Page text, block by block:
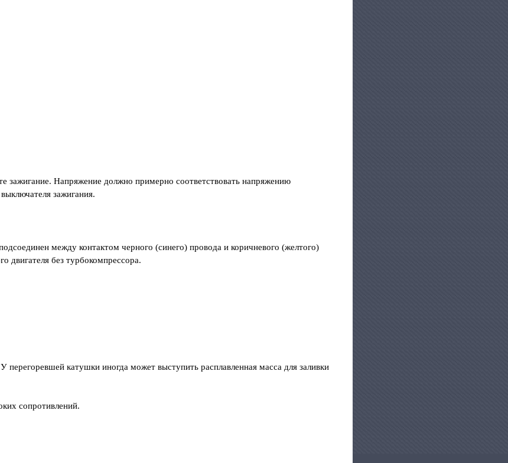
зажигание. Напряжение должно примерно соответствовать напряжению
зажигания.
между контактом черного (синего) провода и коричневого (желтого)
двигателя без турбокомпрессора.
катушки иногда может выступить расплавленная масса для заливки
сопротивлений.